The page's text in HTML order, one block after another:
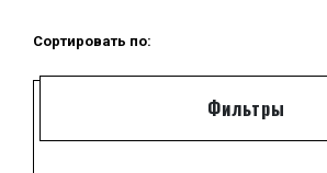
Фильтры
Сортировать по: